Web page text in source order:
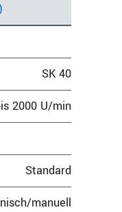
SK 40
2000 U/min
Standard
manuell